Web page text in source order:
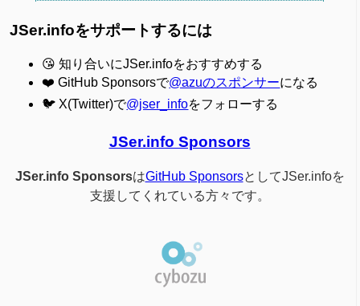
JSer.infoをサポートするには
😘 知り合いにJSer.infoをおすすめする
❤️ GitHub Sponsorsで@azuのスポンサーになる
🐦 X(Twitter)で@jser_infoをフォローする
JSer.info Sponsors
JSer.info SponsorsはGitHub SponsorsとしてJSer.infoを
支援してくれている方々です。